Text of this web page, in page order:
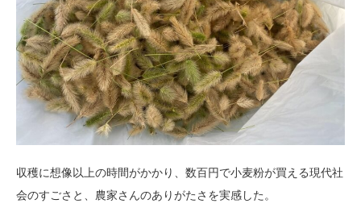
収穫に想像以上の時間がかかり、数百円で小麦粉が買える現代社
会のすごさと、農家さんのありがたさを実感した。